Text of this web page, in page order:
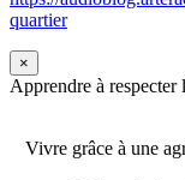
quartier
×
Apprendre à respecter
Vivre grâce à une